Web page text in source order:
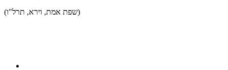
(שפת אמת, וירא, תרל"ו)